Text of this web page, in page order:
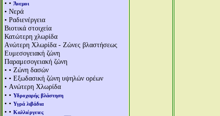
• • Άνεμοι
• Νερά
• Ραδιενέργεια
Βιοτικά στοιχεία
Κατώτερη χλωρίδα
Aνώτερη Χλωρίδα - Ζώνες βλαστήσεως
Ευμεσογειακή ζώνη
Παραμεσογειακή ζώνη
• • Ζώνη δασών
• • Εξωδασική ζώνη υψηλών ορέων
• Aνώτερη Χλωρίδα
• • Υδροχαρής βλάστηση
• • Υγρά λιβάδια
• • Καλλιέργειες